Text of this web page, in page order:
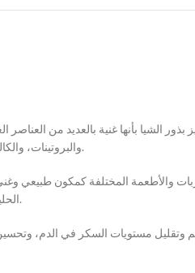
الشيا بأنها غنية بالعديد من العناصر
والبروتينات، والكالسيوم، والمغنيسيوم، والفوسفور، والبوتاسيوم، والزنك.
والأطعمة المختلفة كمكون طبيعي وغني
الحليب النباتي والجلي النباتي والكريمات والشامبو والبلسم.
وتقليل مستويات السكر في الدم،